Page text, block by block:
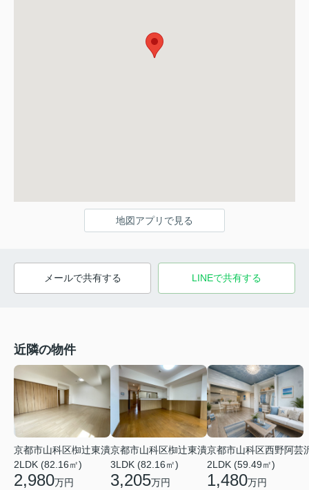
地図アプリで見る
メールで共有する LINEで共有する
近隣の物件
京都市山科区椥辻東潰
2LDK (82.16㎡)
2,980万円
京都市山科区椥辻東潰
3LDK (82.16㎡)
3,205万円
京都市山科区西野阿芸
2LDK (59.49㎡)
1,480万円